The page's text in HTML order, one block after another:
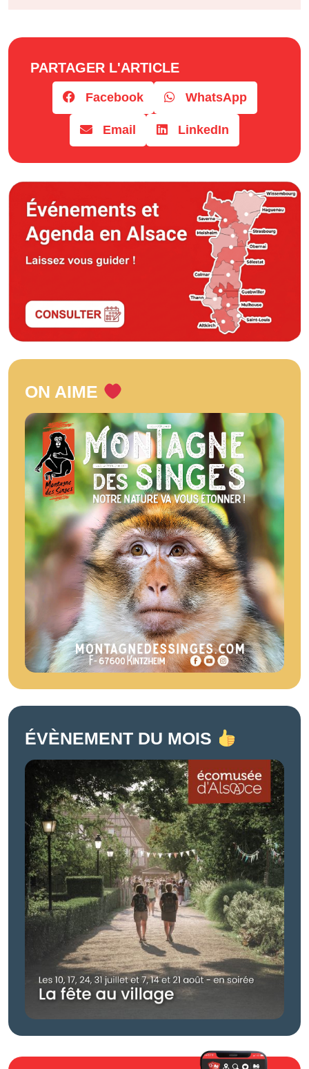
PARTAGER L'ARTICLE
Facebook WhatsApp
Email LinkedIn
ON AIME
ÉVÈNEMENT DU MOIS